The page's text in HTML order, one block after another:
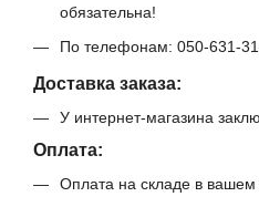
обязательна!
По телефонам: 050-631-
Доставка заказа:
У интернет-магазина
Оплата:
Оплата на складе в вашем